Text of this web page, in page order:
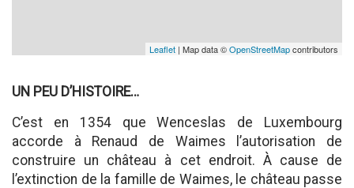
Leaflet | Map data ©OpenStreetMapcontributors
UN PEU D’HISTOIRE…
C’est en 1354 que Wenceslas de Luxembourg
accorde à Renaud de Waimes l’autorisation de
construire un château à cet endroit. À cause de
l’extinction de la famille de Waimes, le château passe